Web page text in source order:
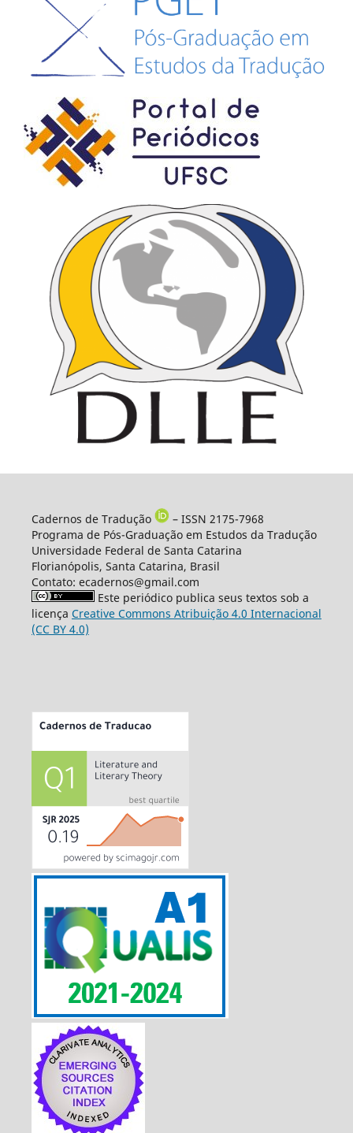
Cadernos de Tradução
– ISSN 2175-7968
Programa de Pós-Graduação em Estudos da Tradução
Universidade Federal de Santa Catarina
Florianópolis, Santa Catarina, Brasil
Contato: ecadernos@gmail.com
Este periódico publica seus textos sob a
licença Creative Commons Atribuição 4.0 Internacional
(CC BY 4.0)